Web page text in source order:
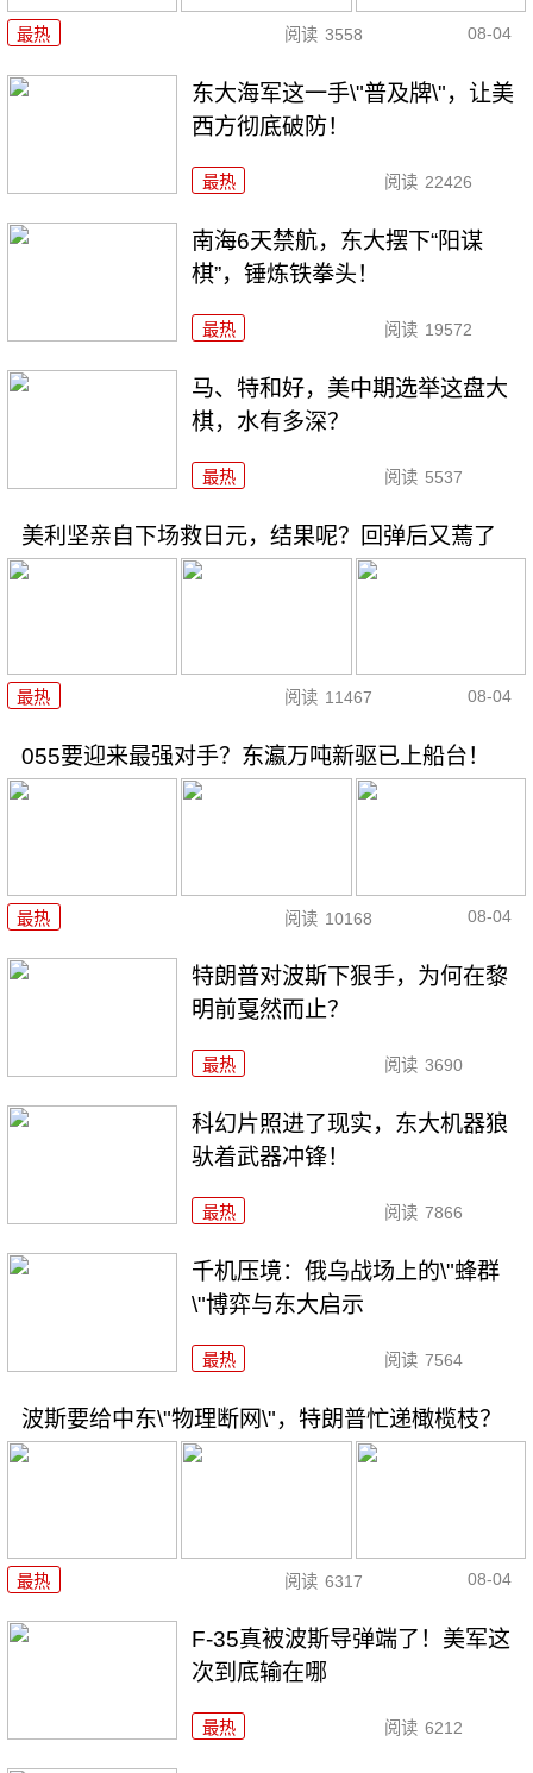
最热 阅读 3558 08-04
东大海军这一手\"普及牌\"，让美
西方彻底破防！
最热 阅读 22426
南海6天禁航，东大摆下“阳谋
棋”，锤炼铁拳头！
最热 阅读 19572
马、特和好，美中期选举这盘大
棋，水有多深？
最热 阅读 5537
美利坚亲自下场救日元，结果呢？回弹后又蔫了
最热 阅读 11467 08-04
055要迎来最强对手？东瀛万吨新驱已上船台！
最热 阅读 10168 08-04
特朗普对波斯下狠手，为何在黎
明前戛然而止？
最热 阅读 3690
科幻片照进了现实，东大机器狼
驮着武器冲锋！
最热 阅读 7866
千机压境：俄乌战场上的\"蜂群
\"博弈与东大启示
最热 阅读 7564
波斯要给中东\"物理断网\"，特朗普忙递橄榄枝？
最热 阅读 6317 08-04
F-35真被波斯导弹端了！美军这
次到底输在哪
最热 阅读 6212